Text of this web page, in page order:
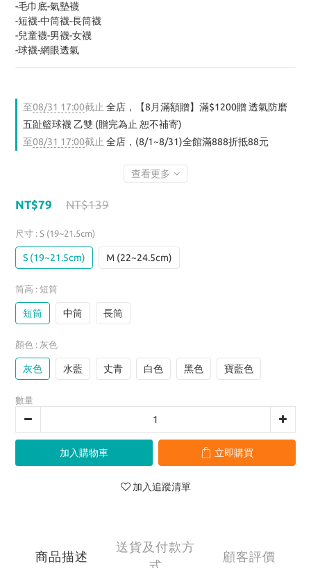
-毛巾底-氣墊襪
-短襪-中筒襪-長筒襪
-兒童襪-男襪-女襪
-球襪-網眼透氣
至08/31 17:00截止 全店，【8月滿額贈】滿$1200贈 透氣防磨
五趾籃球襪 乙雙 (贈完為止 恕不補寄)
至08/31 17:00截止 全店，(8/1~8/31)全館滿888折抵88元
查看更多
NT$139
NT$79
尺寸 : S (19~21.5cm)
S (19~21.5cm) M (22~24.5cm)
筒高 : 短筒
短筒 中筒 長筒
顏色 : 灰色
灰色 水藍 丈青 白色 黑色 寶藍色
數量
加入購物車 立即購買
加入追蹤清單
商品描述
送貨及付款方
式
顧客評價